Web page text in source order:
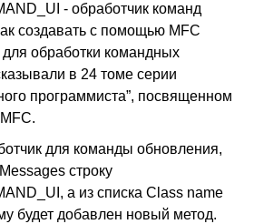
- обработчик команд
создавать с помощью MFC
обработки командных
в 24 томе серии
программиста”, посвященном
для команды обновления,
строку
а из списка Class name
будет добавлен новый метод.